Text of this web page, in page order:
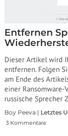
Entfernen
Dieser Artikel wird
entfernen. Folgen
am Ende des
einer
russische Sprecher
Boy Peeva | Letztes
3 Kommentare